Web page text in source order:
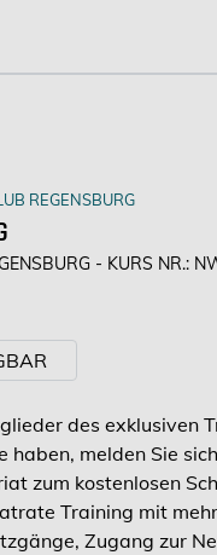
REGENSBURG
- KURS NR.:
des exklusiven
haben, melden Sie
zum kostenlosen
Training mit
Zugang zur